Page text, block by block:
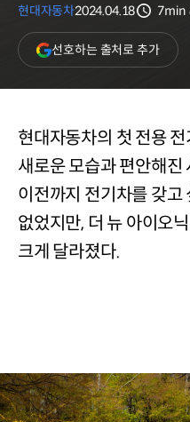
현대자동차2024.04.18
7min
선호하는 출처로 추가(새
창
열림)
현대자동차의 첫 전용
새로운 모습과 편안해진
이전까지 전기차를 갖고
없었지만, 더 뉴 아이오
크게 달라졌다.